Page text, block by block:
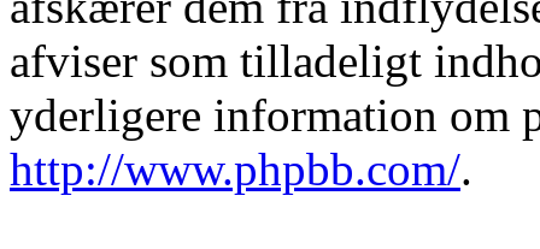
afviser som tilladeligt
yderligere information om
http://www.phpbb.com/.